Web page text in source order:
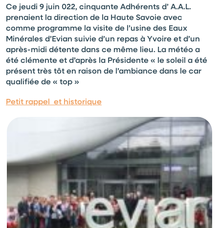
Ce jeudi 9 juin 022, cinquante Adhérents d’ A.A.L.
prenaient la direction de la Haute Savoie avec
comme programme la visite de l’usine des Eaux
Minérales d’Evian suivie d’un repas à Yvoire et d’un
après-midi détente dans ce même lieu. La météo a
été clémente et d’après la Présidente « le soleil a été
présent très tôt en raison de l’ambiance dans le car
qualifiée de « top »
Petit rappel et historique